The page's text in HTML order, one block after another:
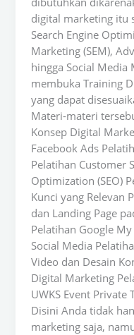
digital marketing itu
Search Engine
Marketing (SEM),
hingga Social
membuka Training
yang dapat
Materi-materi
Konsep Digital
Facebook Ads
Pelatihan Customer
Optimization (SEO)
Kunci yang Relevan
dan Landing Page
Pelatihan Google
Social Media
Video dan Desain
Digital Marketing
UWKS Event Private
Disini Anda tidak
marketing saja,